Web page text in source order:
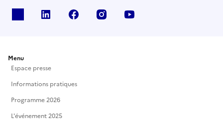
Linkedin Facebook Instagram
Menu
Espace presse
Informations pratiques
Programme 2026
L'événement 2025